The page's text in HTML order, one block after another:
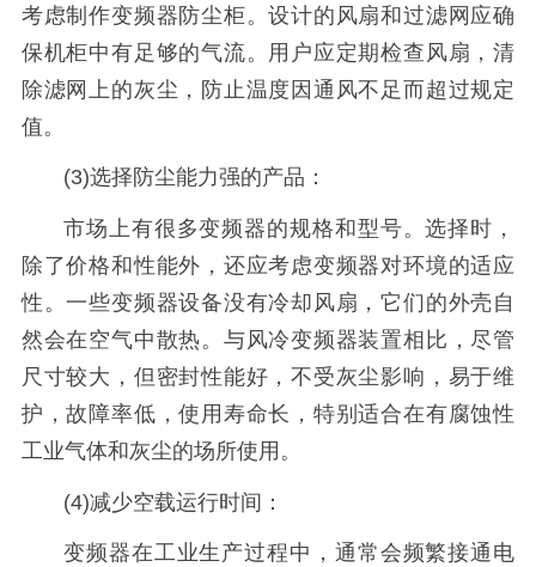
考虑制作变频器防尘柜。设计的风扇和过滤网应确
保机柜中有足够的气流。用户应定期检查风扇，清
除滤网上的灰尘，防止温度因通风不足而超过规定
值。
(3)选择防尘能力强的产品：
市场上有很多变频器的规格和型号。选择时，
除了价格和性能外，还应考虑变频器对环境的适应
性。一些变频器设备没有冷却风扇，它们的外壳自
然会在空气中散热。与风冷变频器装置相比，尽管
尺寸较大，但密封性能好，不受灰尘影响，易于维
护，故障率低，使用寿命长，特别适合在有腐蚀性
工业气体和灰尘的场所使用。
(4)减少空载运行时间：
变频器在工业生产过程中，通常会频繁接通电